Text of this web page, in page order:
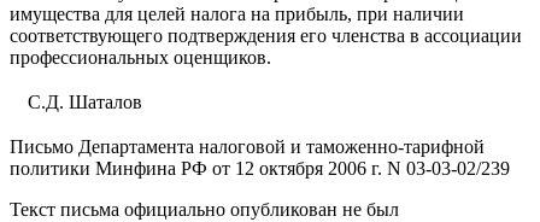
имущества для целей налога на прибыль, при наличии
соответствующего подтверждения его членства в ассоциации
профессиональных оценщиков.
С.Д. Шаталов
Письмо Департамента налоговой и таможенно-тарифной
политики Минфина РФ от 12 октября 2006 г. N 03-03-02/239
Текст письма официально опубликован не был